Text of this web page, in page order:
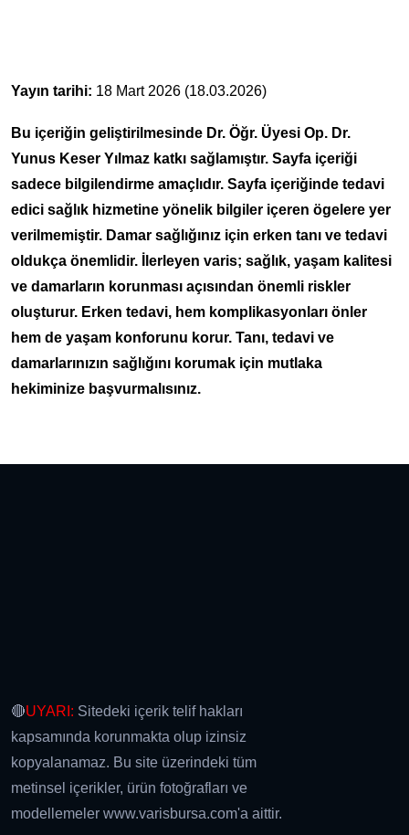
Yayın tarihi: 18 Mart 2026 (18.03.2026)
Bu içeriğin geliştirilmesinde Dr. Öğr. Üyesi Op. Dr.
Yunus Keser Yılmaz katkı sağlamıştır. Sayfa içeriği
sadece bilgilendirme amaçlıdır. Sayfa içeriğinde tedavi
edici sağlık hizmetine yönelik bilgiler içeren ögelere yer
verilmemiştir. Damar sağlığınız için erken tanı ve tedavi
oldukça önemlidir. İlerleyen varis; sağlık, yaşam kalitesi
ve damarların korunması açısından önemli riskler
oluşturur. Erken tedavi, hem komplikasyonları önler
hem de yaşam konforunu korur. Tanı, tedavi ve
damarlarınızın sağlığını korumak için mutlaka
hekiminize başvurmalısınız.
🔴UYARI: Sitedeki içerik telif hakları
kapsamında korunmakta olup izinsiz
kopyalanamaz. Bu site üzerindeki tüm
metinsel içerikler, ürün fotoğrafları ve
modellemeler www.varisbursa.com'a aittir.